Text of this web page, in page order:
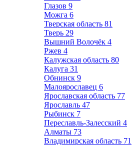
Глазов 9
Можга 6
Тверская область 81
Тверь 29
Вышний Волочёк 4
Ржев 4
Калужская область 80
Калуга 31
Обнинск 9
Малоярославец 6
Ярославская область 77
Ярославль 47
Рыбинск 7
Переславль-Залесский 4
Алматы 73
Владимирская область 71